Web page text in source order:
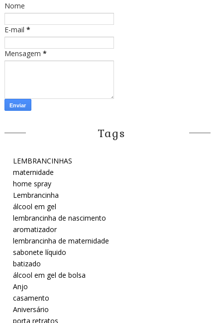
Nome
E-mail *
Mensagem *
Tags
LEMBRANCINHAS
maternidade
home spray
Lembrancinha
álcool em gel
lembrancinha de nascimento
aromatizador
lembrancinha de maternidade
sabonete líquido
batizado
álcool em gel de bolsa
Anjo
casamento
Aniversário
porta retratos